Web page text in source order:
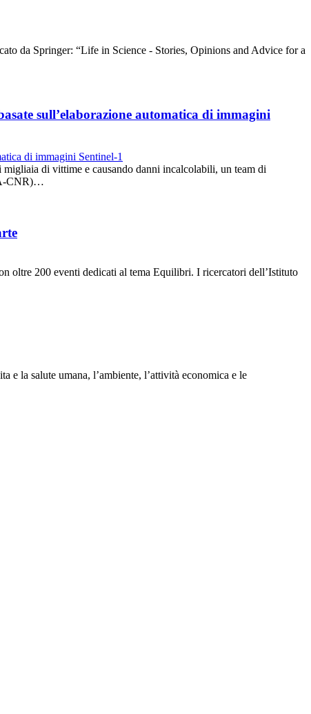
da Springer: “Life in Science - Stories, Opinions and Advice for a
sull’elaborazione automatica di immagini
di vittime e causando danni incalcolabili, un team di
CNR)…
oltre 200 eventi dedicati al tema Equilibri. I ricercatori dell’Istituto
e la salute umana, l’ambiente, l’attività economica e le